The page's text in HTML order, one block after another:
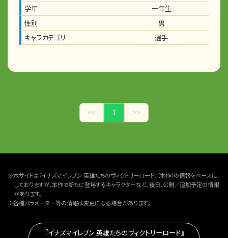
学年
一年生
性別
男
キャラカテゴリ
選手
<< 1 >>
※本サイトは『イナズマイレブン 英雄たちのヴィクトリーロード』（本作）の情報をベースに
しておりますが、本作で新たに登場するキャラクターなど、後日、公開／追加予定の情報
があります。
※各種パラメーター等の情報は変更になる場合があります。
『イナズマイレブン 英雄たちのヴィクトリーロード』